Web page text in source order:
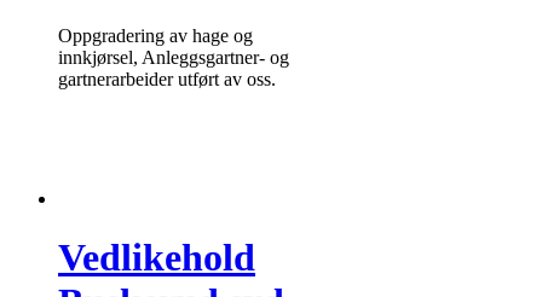
Oppgradering av hage og
innkjørsel, Anleggsgartner- og
gartnerarbeider utført av oss.
Vedlikehold